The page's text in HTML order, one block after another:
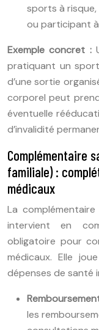
sports à
ou participant
Exemple concret :
pratiquant un
d’une sortie
corporel peut
éventuelle
d’invalidité
Complémentaire
familiale) :
médicaux
La
intervient en
obligatoire pour
médicaux. Elle
dépenses de santé
les